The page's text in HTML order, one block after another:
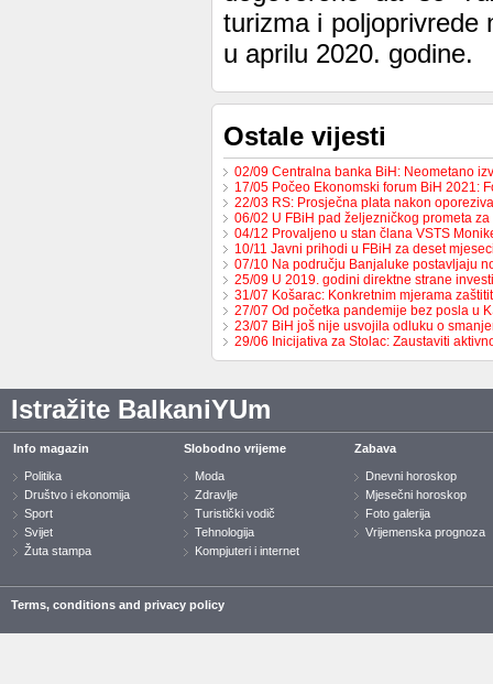
turizma i poljoprivrede
u aprilu 2020. godine.
Ostale vijesti
02/09 Centralna banka BiH: Neometano
17/05 Počeo Ekonomski forum BiH 2021:
22/03 RS: Prosječna plata nakon
06/02 U FBiH pad željezničkog prometa
04/12 Provaljeno u stan člana VSTS
10/11 Javni prihodi u FBiH za deset
07/10 Na području Banjaluke postavljaju
25/09 U 2019. godini direktne strane
31/07 Košarac: Konkretnim mjerama
27/07 Od početka pandemije bez posla u
23/07 BiH još nije usvojila odluku o
29/06 Inicijativa za Stolac: Zaustaviti
Istražite BalkaniYUm
Info magazin
Politika
Društvo i ekonomija
Sport
Svijet
Žuta stampa
Slobodno vrijeme
Moda
Zdravlje
Turistički vodič
Tehnologija
Kompjuteri i internet
Zabava
Dnevni horoskop
Mjesečni horoskop
Foto galerija
Vrijemenska prognoza
Terms, conditions and privacy policy